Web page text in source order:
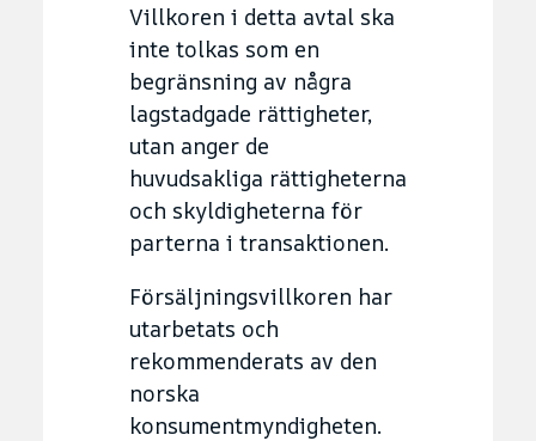
Villkoren i detta avtal ska
inte tolkas som en
begränsning av några
lagstadgade rättigheter,
utan anger de
huvudsakliga rättigheterna
och skyldigheterna för
parterna i transaktionen.
Försäljningsvillkoren har
utarbetats och
rekommenderats av den
norska
konsumentmyndigheten.